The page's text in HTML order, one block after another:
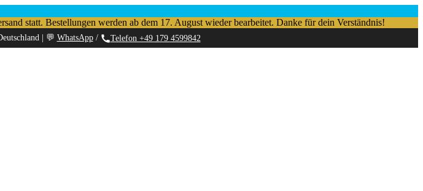
statt. Bestellungen werden ab dem 17. August wieder bearbeitet. Danke für dein Verständnis!
| 💬 WhatsApp/ Telefon +49 179 4599842